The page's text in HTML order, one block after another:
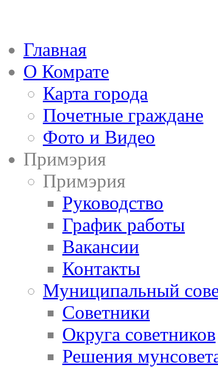
Главная
О Комрате
Карта города
Почетные граждане
Фото и Видео
Примэрия
Примэрия
Руководство
График работы
Вакансии
Контакты
Муниципальный
Советники
Округа советников
Решения